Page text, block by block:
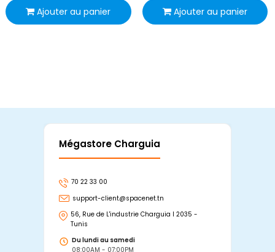
Ajouter au panier Ajouter au panier
Mégastore Charguia
70 22 33 00
support-client@spacenet.tn
56, Rue de L'industrie Charguia I 2035 -
Tunis
Du lundi au samedi
08:00AM - 07:00PM